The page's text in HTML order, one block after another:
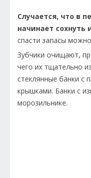
Случается, что в
начинает сохнуть
спасти запасы
Зубчики очищают,
чего их тщательно
стеклянные банки с
крышками. Банки с
морозильнике.